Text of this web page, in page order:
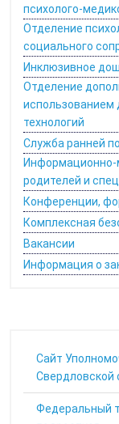
психолого-
Отделение
социального
Инклюзивное
Отделение
использованием
технологий
Служба ранней
Информационно-
родителей и
Конференции,
Комплексная
Вакансии
Информация о
Cайт
Свердловской
Федеральный